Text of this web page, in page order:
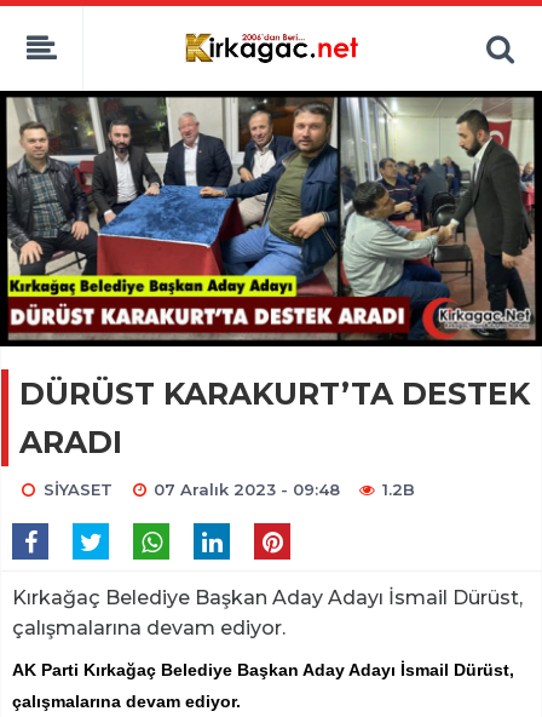
DÜRÜST KARAKURT’TA DESTEK
ARADI
SİYASET 07 Aralık 2023 - 09:48 1.2B
Kırkağaç Belediye Başkan Aday Adayı İsmail Dürüst,
çalışmalarına devam ediyor.
AK Parti Kırkağaç Belediye Başkan Aday Adayı İsmail Dürüst,
çalışmalarına devam ediyor.